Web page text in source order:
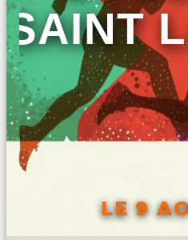
SAINT
LE 9